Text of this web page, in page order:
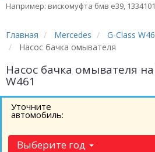
Например: вискомуфта бмв е39, 1334101
Главная Mercedes
G-Class
Насос бачка омывателя
Насос бачка омывателя
W461
Уточните
автомобиль:
Выберите год